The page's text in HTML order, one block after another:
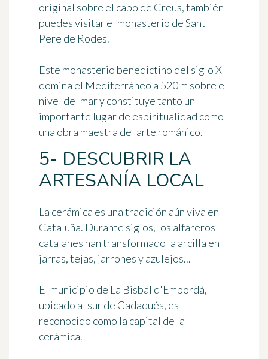
original sobre el cabo de Creus, también
puedes visitar el monasterio de Sant
Pere de Rodes.
Este monasterio benedictino del siglo X
domina el Mediterráneo a 520 m sobre el
nivel del mar y constituye tanto un
importante lugar de espiritualidad como
una obra maestra del arte románico.
5- DESCUBRIR LA
ARTESANÍA LOCAL
La cerámica es una tradición aún viva en
Cataluña. Durante siglos, los alfareros
catalanes han transformado la arcilla en
jarras, tejas, jarrones y azulejos...
El municipio de La Bisbal d'Empordà,
ubicado al sur de Cadaqués, es
reconocido como la capital de la
cerámica.